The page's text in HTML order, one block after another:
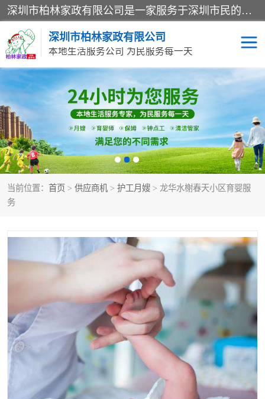
深圳市柏林家政有限公司是一家服务于深圳市民的专业家政公司。致力于为客户提供高质量、多维度的家庭服务，包括养老、母婴、月嫂育婴早教、康复理疗、家电清洗和保洁等方面的专业服务。
深圳市柏林家政有限公司
本地生活服务公司 为民服务每一天
当前位置： 首页 > 供应商机 > 护工月嫂 > 龙华水榭春天小区育婴服
务
家居保洁 护工月嫂
家庭保姆 家政服务